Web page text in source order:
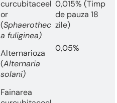
curcubitaceel
or
(Sphaerothec
a fuliginea)
0,015% (Timp
de pauza 18
zile)
Alternarioza
(Alternaria
solani)
0,05%
Fainarea